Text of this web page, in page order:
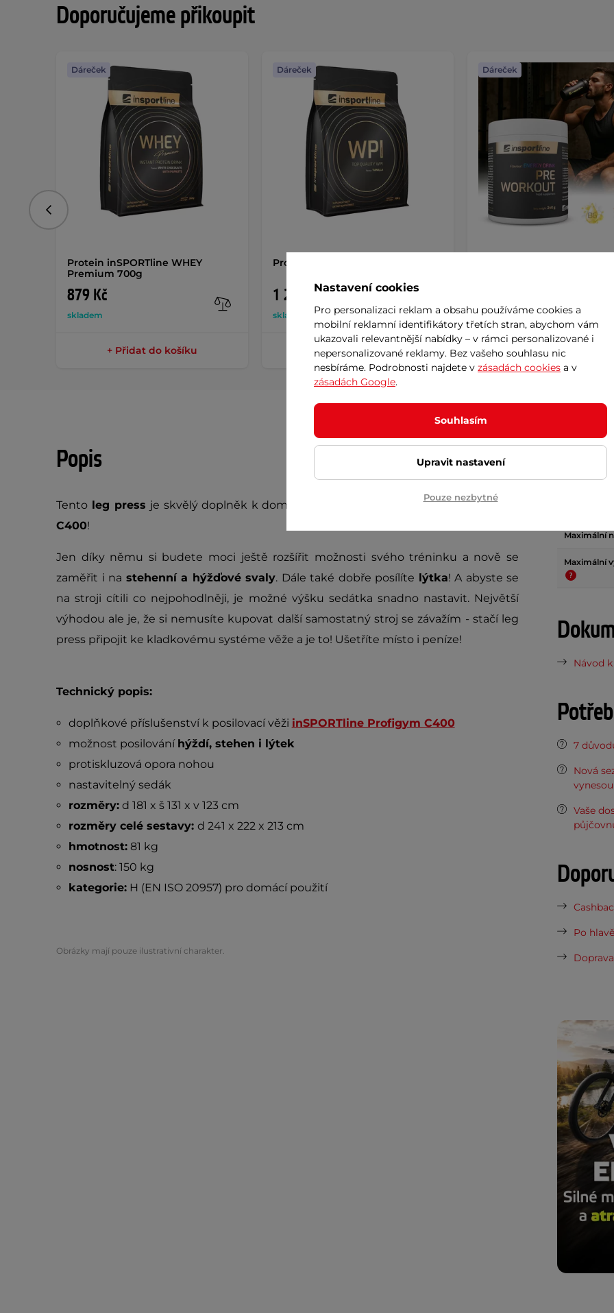
Doporučujeme přikoupit
Protein inSPORTline WHEY
Premium 700g
879 Kč
skladem
Dáreček
+ Přidat do košíku
Protein inSPORTline WPI 700g
1 289 Kč
skladem
Dáreček
+ Přidat do košíku
Doplněk stravy
skladem
Dáreček
+ Přidat do košíku
Předchozí
Popis
Tento leg press je skvělý doplněk k domácí posilovací věži
inSPORTline Profigym
C400!
Jen díky němu si budete moci ještě rozšířit možnosti svého tréninku a nově se
zaměřit i na stehenní a hýžďové svaly. Dále také dobře posílíte lýtka! A abyste se
na stroji cítili co nejpohodlněji, je možné výšku sedátka snadno nastavit. Největší
výhodou ale je, že si nemusíte kupovat další samostatný stroj se závažím - stačí leg
press připojit ke kladkovému systéme věže a je to! Ušetříte místo i peníze!
Technický popis:
doplňkové příslušenství k posilovací věži inSPORTline Profigym C400
možnost posilování hýždí, stehen i lýtek
protiskluzová opora nohou
nastavitelný sedák
rozměry:d 181 x š 131 x v 123 cm
rozměry celé sestavy: d 241 x 222 x 213 cm
hmotnost:81 kg
nosnost: 150 kg
kategorie:H (EN ISO 20957) pro domácí použití
Obrázky mají pouze ilustrativní charakter.
Maximální
Maximální
Návod
7
Nová
Vaše
Po
Nastavení cookies
Pro personalizaci reklam a obsahu používáme cookies a
mobilní reklamní identifikátory třetích stran, abychom vám
ukazovali relevantnější nabídky – v rámci personalizované i
nepersonalizované reklamy. Bez vašeho souhlasu nic
nesbíráme. Podrobnosti najdete v zásadách cookies a v
zásadách Google.
Souhlasím
Upravit nastavení
Pouze nezbytné